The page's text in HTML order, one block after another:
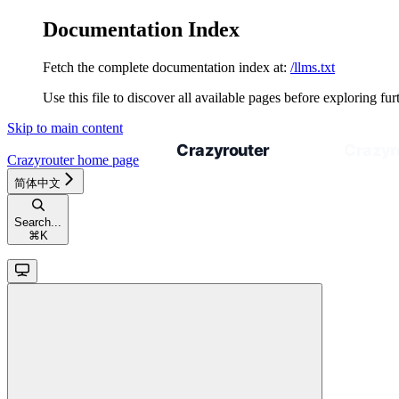
Documentation Index
Fetch the complete documentation index at: /llms.txt
Use this file to discover all available pages before exploring
Skip to main content
Crazyrouterhome page
简体中文
Search...
⌘ K